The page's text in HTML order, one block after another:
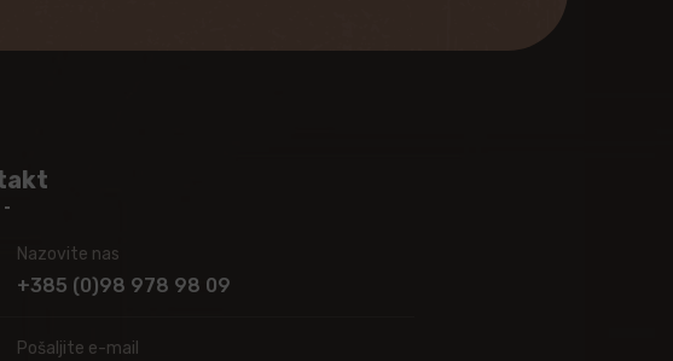
Nazovite nas
+385 (0)98 978 98 09
Pošaljite e-mail